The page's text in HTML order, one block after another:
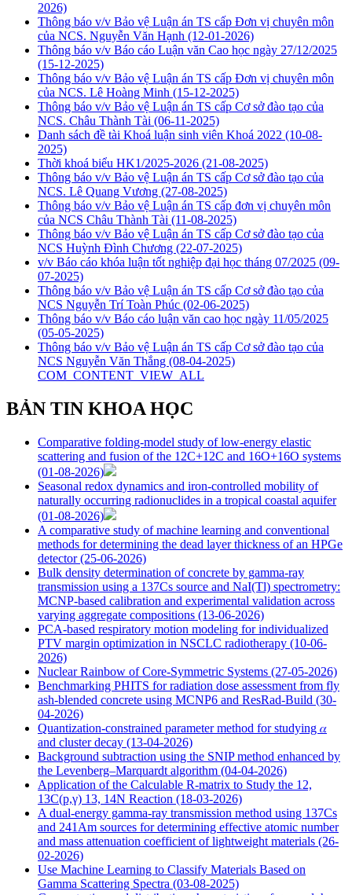
2026)
Thông báo v/v Bảo vệ Luận án TS cấp Đơn vị chuyên môn
của NCS. Nguyễn Văn Hạnh (12-01-2026)
Thông báo v/v Báo cáo Luận văn Cao học ngày 27/12/2025
(15-12-2025)
Thông báo v/v Bảo vệ Luận án TS cấp Đơn vị chuyên môn
của NCS. Lê Hoàng Minh (15-12-2025)
Thông báo v/v Bảo vệ Luận án TS cấp Cơ sở đào tạo của
NCS. Châu Thành Tài (06-11-2025)
Danh sách đề tài Khoá luận sinh viên Khoá 2022 (10-08-
2025)
Thời khoá biểu HK1/2025-2026 (21-08-2025)
Thông báo v/v Bảo vệ Luận án TS cấp Cơ sở đào tạo của
NCS. Lê Quang Vương (27-08-2025)
Thông báo v/v Bảo vệ Luận án TS cấp đơn vị chuyên môn
của NCS Châu Thành Tài (11-08-2025)
Thông báo v/v Bảo vệ Luận án TS cấp Cơ sở đào tạo của
NCS Huỳnh Đình Chương (22-07-2025)
v/v Báo cáo khóa luận tốt nghiệp đại học tháng 07/2025 (09-
07-2025)
Thông báo v/v Bảo vệ Luận án TS cấp Cơ sở đào tạo của
NCS Nguyễn Trí Toàn Phúc (02-06-2025)
Thông báo v/v Báo cáo luận văn cao học ngày 11/05/2025
(05-05-2025)
Thông báo v/v Bảo vệ Luận án TS cấp Cơ sở đào tạo của
NCS Nguyễn Văn Thắng (08-04-2025)
COM_CONTENT_VIEW_ALL
BẢN TIN KHOA HỌC
Comparative folding-model study of low-energy elastic
scattering and fusion of the 12C+12C and 16O+16O systems
(01-08-2026)
Seasonal redox dynamics and iron‑controlled mobility of
naturally occurring radionuclides in a tropical coastal aquifer
(01-08-2026)
A comparative study of machine learning and conventional
methods for determining the dead layer thickness of an HPGe
detector(25-06-2026)
Bulk density determination of concrete by gamma-ray
transmission using a 137Cs source and NaI(Tl) spectrometry:
MCNP-based calibration and experimental validation across
varying aggregate compositions (13-06-2026)
PCA-based respiratory motion modeling for individualized
PTV margin optimization in NSCLC radiotherapy (10-06-
2026)
Nuclear Rainbow of Core-Symmetric Systems (27-05-2026)
Benchmarking PHITS for radiation dose assessment from fly
ash-blended concrete using MCNP6 and ResRad-Build (30-
04-2026)
Quantization-constrained parameter method for studying 𝛼
and cluster decay (13-04-2026)
Background subtraction using the SNIP method enhanced by
the Levenberg–Marquardt algorithm (04-04-2026)
Application of the Calculable R-matrix to Study the 12,
13C(p,γ) 13, 14N Reaction (18-03-2026)
A dual-energy gamma-ray transmission method using 137Cs
and 241Am sources for determining effective atomic number
and mass attenuation coefficient of lightweight materials (26-
02-2026)
Use Machine Learning to Classify Materials Based on
Gamma Scattering Spectra (03-08-2025)